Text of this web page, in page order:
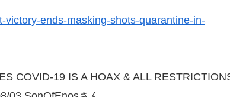
ends-masking-shots-quarantine-in-
COVID-19 IS A HOAX & ALL